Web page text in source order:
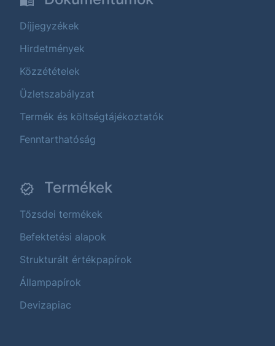
Díjjegyzékek
Hirdetmények
Közzétételek
Üzletszabályzat
Termék és költségtájékoztatók
Fenntarthatóság
Termékek
Tőzsdei termékek
Befektetési alapok
Strukturált értékpapírok
Állampapírok
Devizapiac